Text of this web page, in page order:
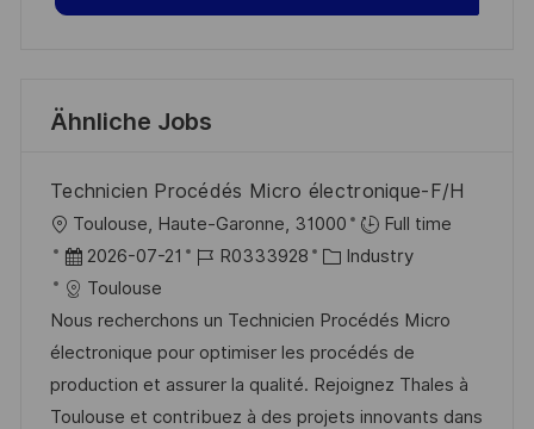
Ähnliche Jobs
Technicien Procédés Micro électronique-F/H
O
r
t
Toulouse, Haute-Garonne, 31000
Full time
D
a
t
u
m
d
2026-07-21
J
b
-
I
D
R0333928
K
t
e
g
o
Industry
Toulouse
Nous recherchons un Technicien Procédés Micro
électronique pour optimiser les procédés de
production et assurer la qualité. Rejoignez Thales à
Toulouse et contribuez à des projets innovants dans